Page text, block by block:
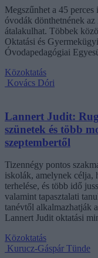
Megszűnhet a 45
óvodák dönthetnének
átalakulhat. Többek
Oktatási és
Óvodapedagógiai
Közoktatás
Kovács Dóri
Lannert Judit:
szünetek és több
szeptembertől
Tizennégy pontos
iskolák, amelynek célja,
terhelése, és több idő
valamint tapasztalati
tanévtől alkalmazhatják
Lannert Judit oktatási
Közoktatás
Kurucz-Gáspár Tünde